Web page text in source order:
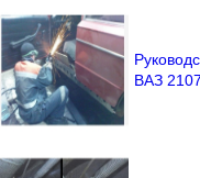
ВАЗ